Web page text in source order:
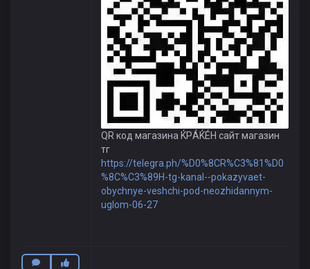
QR код магазина ЌРÁЌÉH сайт магазин
тг
https://telegra.ph/%D0%8CR%C3%81%D0
%8C%C3%89H-tg-kanal--pokazyvaet-
obychnye-veshchi-pod-neozhidannym-
uglom-06-27